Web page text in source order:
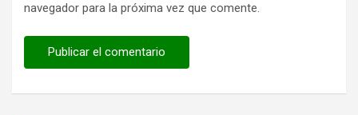
navegador para la próxima vez que comente.